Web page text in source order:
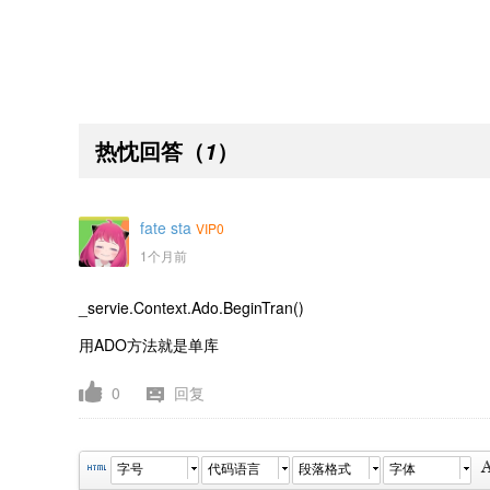
热忱回答 （1）
fate sta VIP0
1个月前
_servie.Context.Ado.BeginTran()
用ADO方法就是单库
0 回复
字号 代码语言 段落格式 字体